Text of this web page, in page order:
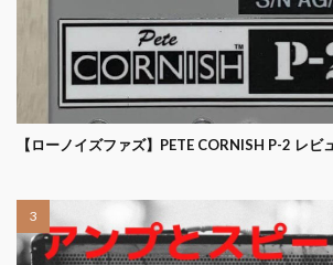
【ローノイズファズ】PETE CORNISH P-2 レビ